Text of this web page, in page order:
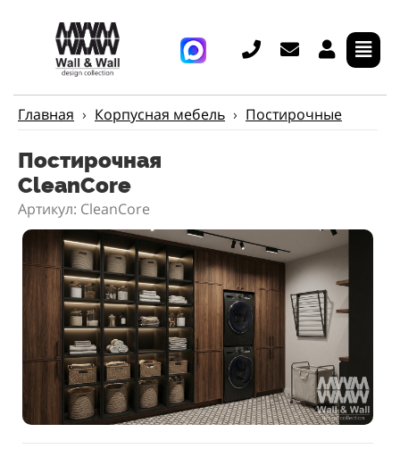
Главная › Корпусная мебель › Постирочные
Постирочная
CleanCore
Артикул: CleanCore